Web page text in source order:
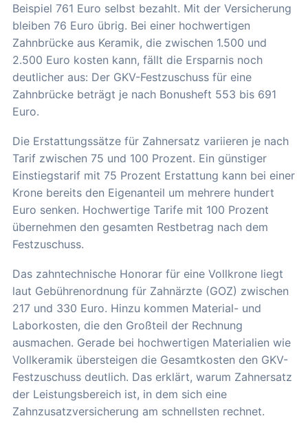
Beispiel 761 Euro selbst bezahlt. Mit der Versicherung
bleiben 76 Euro übrig. Bei einer hochwertigen
Zahnbrücke aus Keramik, die zwischen 1.500 und
2.500 Euro kosten kann, fällt die Ersparnis noch
deutlicher aus: Der GKV-Festzuschuss für eine
Zahnbrücke beträgt je nach Bonusheft 553 bis 691
Euro.
Die Erstattungssätze für Zahnersatz variieren je nach
Tarif zwischen 75 und 100 Prozent. Ein günstiger
Einstiegstarif mit 75 Prozent Erstattung kann bei einer
Krone bereits den Eigenanteil um mehrere hundert
Euro senken. Hochwertige Tarife mit 100 Prozent
übernehmen den gesamten Restbetrag nach dem
Festzuschuss.
Das zahntechnische Honorar für eine Vollkrone liegt
laut Gebührenordnung für Zahnärzte (GOZ) zwischen
217 und 330 Euro. Hinzu kommen Material- und
Laborkosten, die den Großteil der Rechnung
ausmachen. Gerade bei hochwertigen Materialien wie
Vollkeramik übersteigen die Gesamtkosten den GKV-
Festzuschuss deutlich. Das erklärt, warum Zahnersatz
der Leistungsbereich ist, in dem sich eine
Zahnzusatzversicherung am schnellsten rechnet.